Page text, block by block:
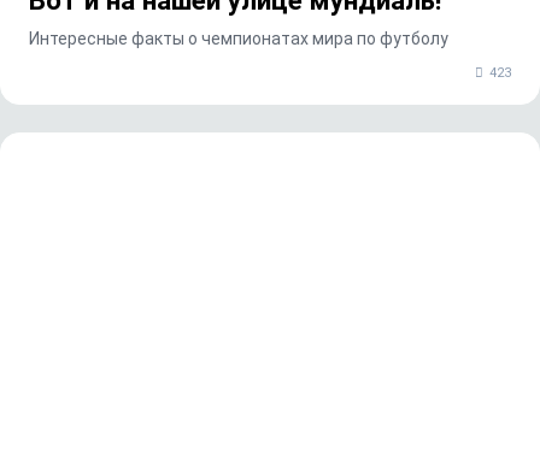
Интересные факты о чемпионатах мира по футболу
423